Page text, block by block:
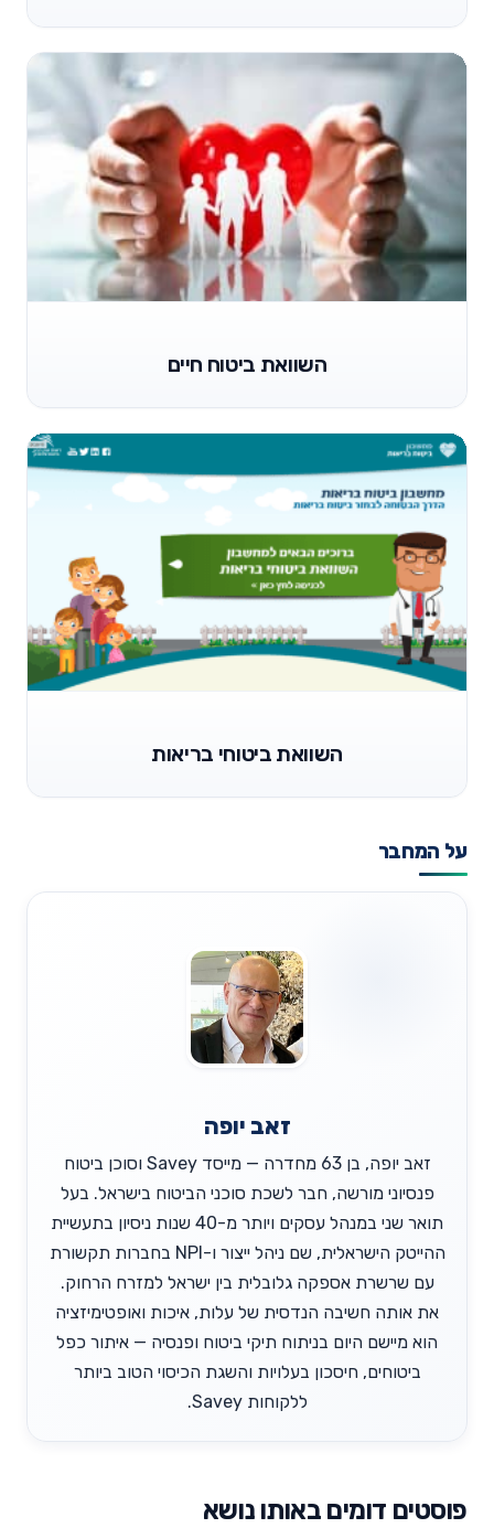
השוואת ביטוח חיים
השוואת ביטוחי בריאות
על המחבר
זאב יופה
זאב יופה, בן 63 מחדרה — מייסד Savey וסוכן ביטוח
פנסיוני מורשה, חבר לשכת סוכני הביטוח בישראל. בעל
תואר שני במנהל עסקים ויותר מ-40 שנות ניסיון בתעשיית
ההייטק הישראלית, שם ניהל ייצור ו-NPI בחברות תקשורת
עם שרשרת אספקה גלובלית בין ישראל למזרח הרחוק.
את אותה חשיבה הנדסית של עלות, איכות ואופטימיזציה
הוא מיישם היום בניתוח תיקי ביטוח ופנסיה — איתור כפל
ביטוחים, חיסכון בעלויות והשגת הכיסוי הטוב ביותר
ללקוחות Savey.
פוסטים דומים באותו נושא